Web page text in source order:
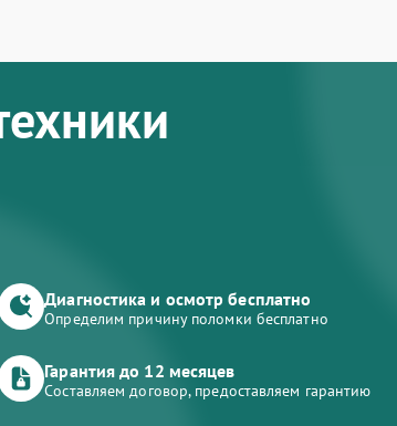
Диагностика и осмотр бесплатно
Определим причину поломки бесплатно
Гарантия до 12 месяцев
Составляем договор, предоставляем гарантию